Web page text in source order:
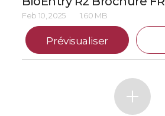
Feb 10, 2025 1.60 MB
Prévisualiser